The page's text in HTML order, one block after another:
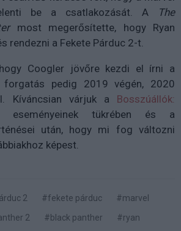
be a csatlakozását. A
The
most megerősítette, hogy Ryan
rendezni a Fekete Párduc 2-t.
Coogler jövőre kezdi el írni a
forgatás pedig 2019 végén, 2020
Kíváncsian várjuk a Bosszúállók:
eseményeinek tükrében és a
után, hogy mi fog változni
képest.
2 #fekete párduc
#marvel
2 #black panther
#ryan